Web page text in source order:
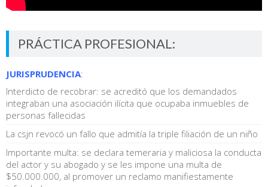
PRÁCTICA PROFESIONAL:
JURISPRUDENCIA:
Interdicto de recobrar: se acreditó que los demandados
integraban una asociación ilícita que ocupaba inmuebles de
personas fallecidas
La csjn revocó un fallo que admitía la triple filiación de un niño
Importante multa: se declara temeraria y maliciosa la conducta
del actor y su abogado y se les impone una multa de
$50.000.000, al promover un reclamo manifiestamente